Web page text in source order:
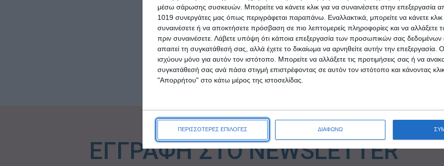
μέσω σάρωσης συσκευών. Μπορείτε να κάνετε κλικ για να συναινέσετε στην επεξεργασία
1019 συνεργάτες μας όπως περιγράφεται παραπάνω. Εναλλακτικά, μπορείτε να κάνετε κλικ
συναινέσετε ή να αποκτήσετε πρόσβαση σε πιο λεπτομερείς πληροφορίες και να αλλάξετε
πριν συναινέσετε. Λάβετε υπόψη ότι κάποια επεξεργασία των προσωπικών σας δεδομένων
απαιτεί τη συγκατάθεσή σας, αλλά έχετε το δικαίωμα να αρνηθείτε αυτήν την επεξεργασία.
ισχύουν μόνο για αυτόν τον ιστότοπο. Μπορείτε να αλλάξετε τις προτιμήσεις σας ή να
συγκατάθεσή σας ανά πάσα στιγμή επιστρέφοντας σε αυτόν τον ιστότοπο και κάνοντας
"Απορρήτου" στο κάτω μέρος της ιστοσελίδας.
ΠΕΡΙΣΣΟΤΕΡΕΣ ΕΠΙΛΟΓΕΣ ΔΙΑΦΩΝΩ
ΠΡΟΣΘΉΚΗ ΣΤΟ ΚΑΛΆΘΙ ΠΡΟΣΘΉΚΗ ΣΤΟ ΚΑΛΆΘΙ
ΠΡΟΣΘΉΚΗ ΣΤΟ
ΕΓΓΡΑΦΗ ΣΤΟ NEWSLETTER